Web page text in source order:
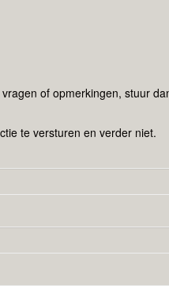
of opmerkingen, stuur
te versturen en verder niet.